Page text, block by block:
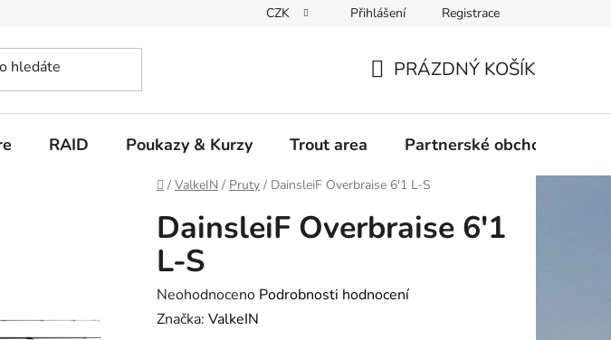
CZK Přihlášení Registrace
KOŠÍK
PRÁZDNÝ KOŠÍK
RAID Poukazy & Kurzy Trout area Partnerské obchody
Domů
/ ValkeIN / Pruty / DainsleiF Overbraise 6'1 L-S
DainsleiF Overbraise 6'1
L-S
Průměrné
hodnocení
Neohodnoceno Podrobnosti hodnocení
Značka: ValkeIN